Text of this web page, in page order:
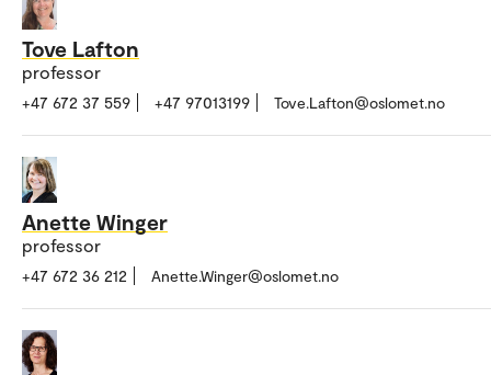
Tove Lafton
professor
+47 672 37 559 +47 97013199 Tove.Lafton@oslomet.no
Anette Winger
professor
+47 672 36 212 Anette.Winger@oslomet.no